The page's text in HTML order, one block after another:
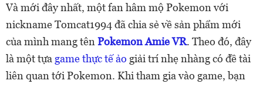
Và mới đây nhất, một fan hâm mộ Pokemon với
nickname Tomcat1994 đã chia sẻ về sản phẩm mới
của mình mang tên Pokemon Amie VR. Theo đó, đây
là một tựa game thực tế ảo giải trí nhẹ nhàng có đề tài
liên quan tới Pokemon. Khi tham gia vào game, bạn